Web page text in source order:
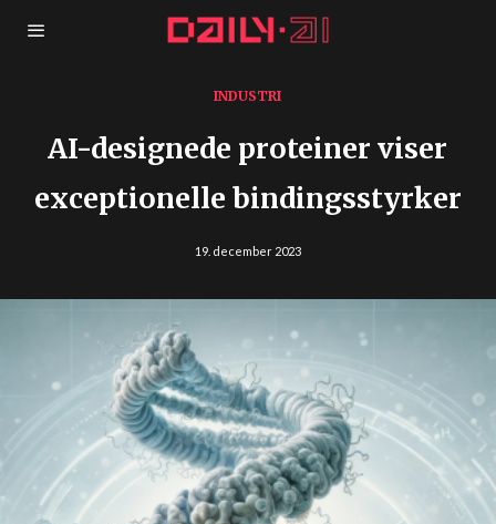
INDUSTRI
AI-designede proteiner viser
exceptionelle bindingsstyrker
19. december 2023